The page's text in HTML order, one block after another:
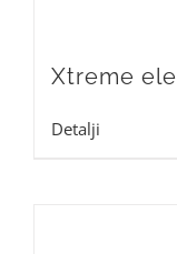
Xtreme
Detalji